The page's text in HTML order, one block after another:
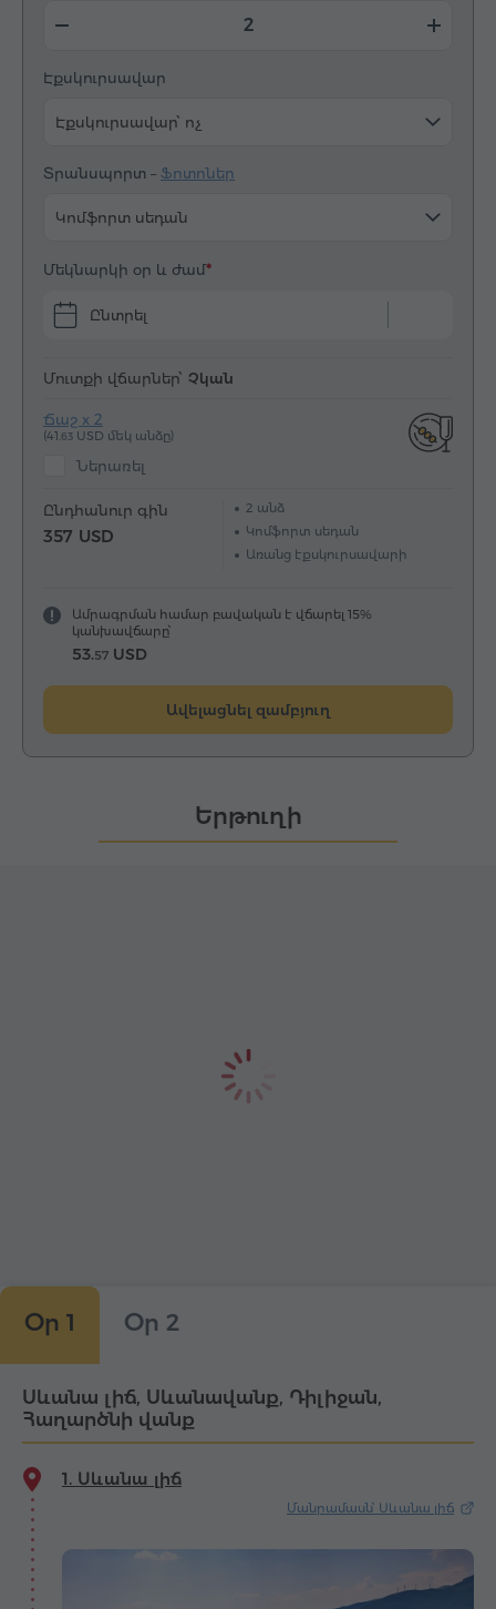
Էքսկուրսավար
Էքսկուրսավար՝ ոչ
Տրանսպորտ – Ֆոտոներ
Կոմֆորտ սեդան
Մեկնարկի օր և ժամ
Ընտրել
Մուտքի վճարներ՝ Չկան
Ճաշ x 2
(41.63 USD մեկ անձը)
Ներառել
Ընդհանուր գին
357 USD
2 անձ
Կոմֆորտ սեդան
Առանց էքսկուրսավարի
Ամրագրման համար բավական է վճարել 15%
կանխավճարը՝
53.57 USD
Ավելացնել զամբյուղ
Երթուղի
Օր 1 Օր 2
Սևանա լիճ, Սևանավանք, Դիլիջան,
Հաղարծնի վանք
1. Սևանա լիճ
Մանրամասն՝ Սևանա լիճ